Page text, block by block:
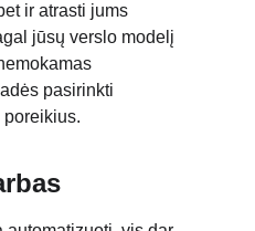
ir atrasti jums
jūsų verslo modelį
pasirinkti